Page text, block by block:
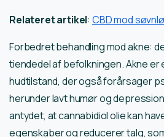
Relateret artikel: CBD mod
Forbedret behandling mod akne:
tiendedel af befolkningen. Akne
hudtilstand, der også forårsager
herunder lavt humør og
antydet, at cannabidiol olie kan
egenskaber og reducerer talg,